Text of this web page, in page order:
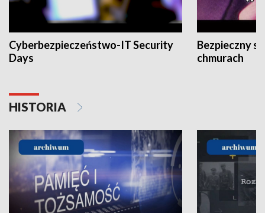
Cyberbezpieczeństwo-IT Security
Days
Bezpieczny
chmurach
HISTORIA